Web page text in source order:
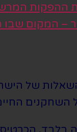
ההפקות
– המקום
של
השחקנים